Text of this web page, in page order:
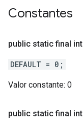
Constantes
public static final int
DEFAULT = 0;
Valor constante: 0
public static final int